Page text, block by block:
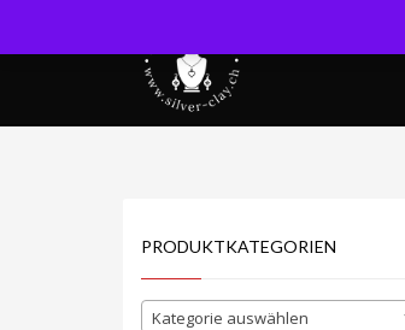
PRODUKTKATEGORIEN
Kategorie auswählen